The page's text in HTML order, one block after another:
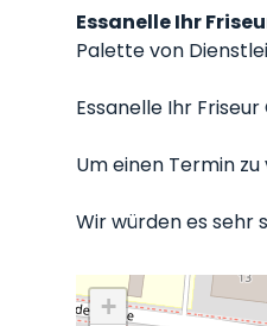
Essanelle Ihr
Palette von
Essanelle Ihr
Um einen Termin zu
Wir würden es sehr
+